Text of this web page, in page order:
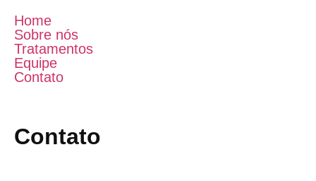
Home
Sobre nós
Tratamentos
Equipe
Contato
Contato